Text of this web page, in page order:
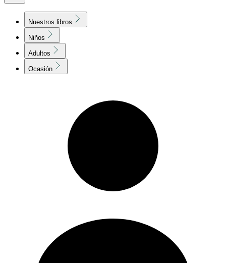
Nuestros libros
Niños
Adultos
Ocasión